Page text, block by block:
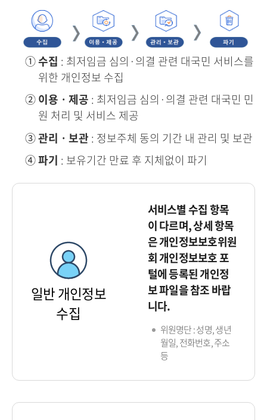
①수집 : 최저임금 심의·의결 관련 대국민 서비스를
위한 개인정보 수집
② 이용ㆍ제공 : 최저임금 심의·의결 관련 대국민 민
원 처리 및 서비스 제공
③관리ㆍ보관 : 정보주체 동의 기간 내 관리 및 보관
④파기 : 보유기간 만료 후 지체없이 파기
일반 개인정보
수집
서비스별 수집 항목
이 다르며, 상세 항목
은 개인정보보호위원
회 개인정보보호 포
털에 등록된 개인정
보 파일을 참조 바랍
니다.
위원명단 : 성명, 생년
월일, 전화번호, 주소
등